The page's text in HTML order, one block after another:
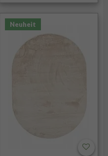
Neuheit